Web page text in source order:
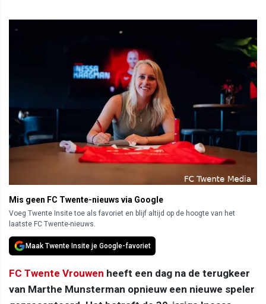
Mis geen FC Twente-nieuws via Google
Voeg Twente Insite toe als favoriet en blijf altijd op de hoogte van het
laatste FC Twente-nieuws.
Maak Twente Insite je Google-favoriet
FC Twente Vrouwen heeft een dag na de terugkeer
van Marthe Munsterman opnieuw een nieuwe speler